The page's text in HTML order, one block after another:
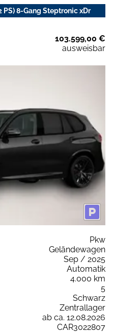
PS) 8-Gang Steptronic xDr
103.599,00 €
ausweisbar
Pkw
Geländewagen
Sep / 2025
Automatik
4.000 km
5
Schwarz
Zentrallager
ab ca. 12.08.2026
CAR3022807